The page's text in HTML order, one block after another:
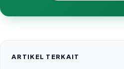
ARTIKEL TERKAIT